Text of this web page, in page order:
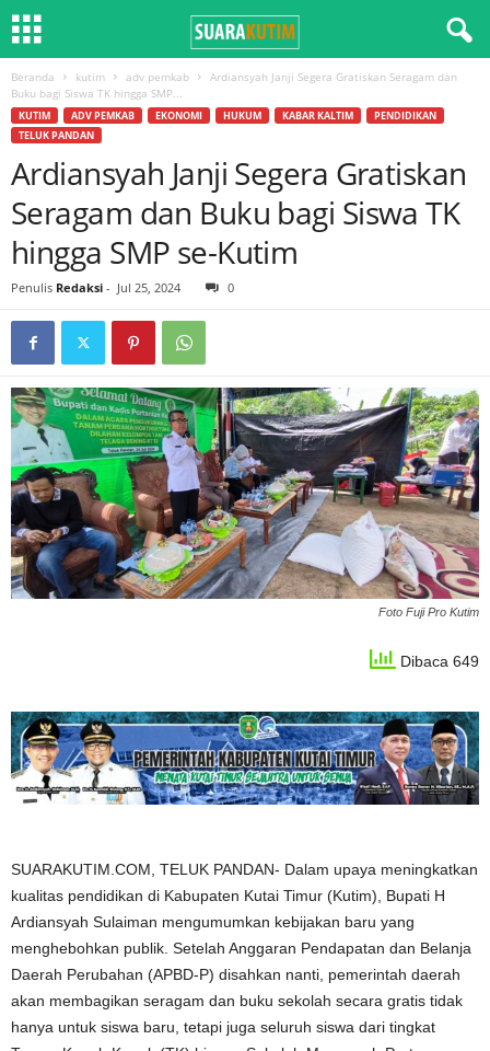
Beranda kutim adv pemkab
Ardiansyah Janji Segera Gratiskan Seragam dan
Buku bagi Siswa TK hingga SMP...
KUTIM ADV PEMKAB EKONOMI HUKUM KABAR KALTIM
PENDIDIKAN
TELUK PANDAN
Ardiansyah Janji Segera Gratiskan
Seragam dan Buku bagi Siswa TK
hingga SMP se-Kutim
Penulis Redaksi - Jul 25, 2024 0
Foto Fuji Pro Kutim
Dibaca 649
SUARAKUTIM.COM, TELUK PANDAN- Dalam upaya meningkatkan
kualitas pendidikan di Kabupaten Kutai Timur (Kutim), Bupati H
Ardiansyah Sulaiman mengumumkan kebijakan baru yang
menghebohkan publik. Setelah Anggaran Pendapatan dan Belanja
Daerah Perubahan (APBD-P) disahkan nanti, pemerintah daerah
akan membagikan seragam dan buku sekolah secara gratis tidak
hanya untuk siswa baru, tetapi juga seluruh siswa dari tingkat